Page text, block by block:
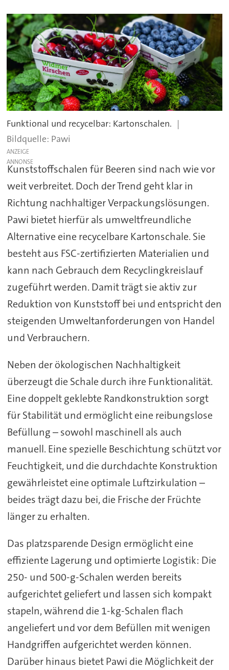
Funktional und recycelbar: Kartonschalen.
Pawi
ANZEIGE
Kunststoffschalen für Beeren sind nach wie vor
weit verbreitet. Doch der Trend geht klar in
Richtung nachhaltiger Verpackungslösungen.
Pawi bietet hierfür als umweltfreundliche
Alternative eine recycelbare Kartonschale. Sie
besteht aus FSC-zertifizierten Materialien und
kann nach Gebrauch dem Recyclingkreislauf
zugeführt werden. Damit trägt sie aktiv zur
Reduktion von Kunststoff bei und entspricht den
steigenden Umweltanforderungen von Handel
und Verbrauchern.
Neben der ökologischen Nachhaltigkeit
überzeugt die Schale durch ihre Funktionalität.
Eine doppelt geklebte Randkonstruktion sorgt
für Stabilität und ermöglicht eine reibungslose
Befüllung – sowohl maschinell als auch
manuell. Eine spezielle Beschichtung schützt vor
Feuchtigkeit, und die durchdachte Konstruktion
gewährleistet eine optimale Luftzirkulation –
beides trägt dazu bei, die Frische der Früchte
länger zu erhalten.
Das platzsparende Design ermöglicht eine
effiziente Lagerung und optimierte Logistik: Die
250- und 500-g-Schalen werden bereits
aufgerichtet geliefert und lassen sich kompakt
stapeln, während die 1-kg-Schalen flach
angeliefert und vor dem Befüllen mit wenigen
Handgriffen aufgerichtet werden können.
Darüber hinaus bietet Pawi die Möglichkeit der